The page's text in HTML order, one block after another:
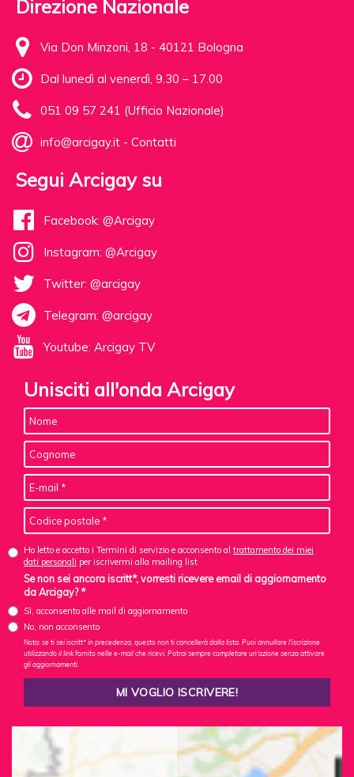
Direzione Nazionale
Via Don Minzoni, 18 - 40121 Bologna
Dal lunedì al venerdì, 9.30 – 17.00
051 09 57 241 (Ufficio Nazionale)
info@arcigay.it - Contatti
Segui Arcigay su
Facebook: @Arcigay
Instagram: @Arcigay
Twitter: @arcigay
Telegram: @arcigay
Youtube: Arcigay TV
Unisciti all'onda Arcigay
Ho letto e accetto i Termini di servizio e acconsento al trattamento dei miei
dati personali per iscrivermi alla mailing list
Se non sei ancora iscritt*, vorresti ricevere email di aggiornamento
da Arcigay? *
Sì, acconsento alle mail di aggiornamento
No, non acconsento
Nota: se ti sei iscritt* in precedenza, questo non ti cancellerà dalla lista. Puoi annullare l'iscrizione
utilizzando il link fornito nelle e-mail che ricevi. Potrai sempre completare un'azione senza attivare
gli aggiornamenti.